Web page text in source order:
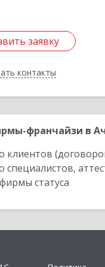
заявку
контакты
заявку
Назад
франчайзи в
клиентов
специалистов,
статуса